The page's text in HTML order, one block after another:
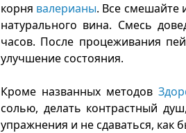
корня валерианы. Все смешайте
натурального вина. Смесь
часов. После процеживания
улучшение состояния.
Кроме названных методов
солью, делать контрастный
упражнения и не сдаваться, как